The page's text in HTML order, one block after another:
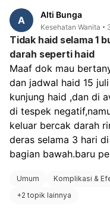
A Alti Bunga
Kesehatan Wanita
Tidak haid selama 1
darah seperti haid
Maaf dok mau
dan jadwal haid 15
kunjung haid ,dan di
di tespek
keluar bercak darah
deras selama 3 hari
bagian bawah.baru
Umum Komplikasi &
+2 topik lainnya